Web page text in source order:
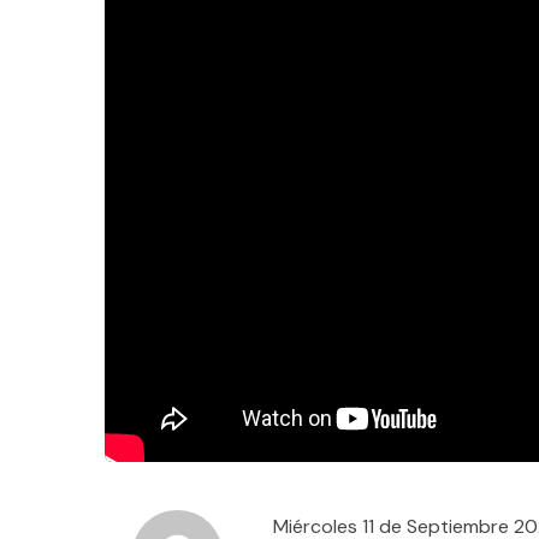
Miércoles 11 de Septiembre